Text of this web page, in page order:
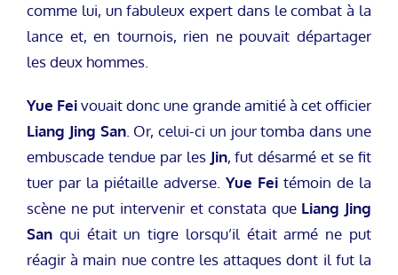
comme lui, un fabuleux expert dans le combat à la
lance et, en tournois, rien ne pouvait départager
les deux hommes.
Yue Feivouait donc une grande amitié à cet officier
Liang Jing San. Or, celui-ci un jour tomba dans une
embuscade tendue par les Jin, fut désarmé et se fit
tuer par la piétaille adverse. Yue Fei témoin de la
scène ne put intervenir et constata que Liang Jing
San qui était un tigre lorsqu’il était armé ne put
réagir à main nue contre les attaques dont il fut la